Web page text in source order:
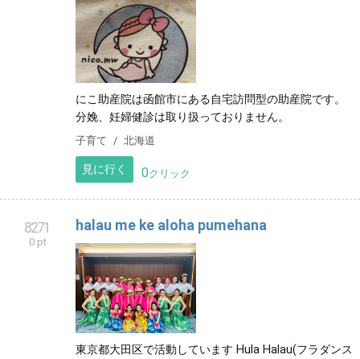
にこ助産院は函館市にある自宅訪問型の助産院です。
分娩、妊婦健診は取り扱っておりません。
子育て 北海道
見に行く 0クリック
8271
0 pt
halau me ke aloha pumehana
東京都大田区で活動しています Hula Halau(フラダンス